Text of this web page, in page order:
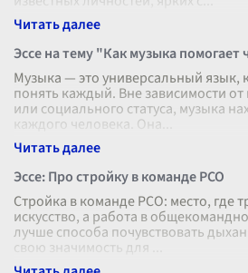
Эссе на тему "Как музыка помогает
Музыка — это универсальный язык,
понять каждый. Вне зависимости от
или социального статуса, музыка
каждого человека. Она
Эссе: Про стройку в команде РСО
Стройка в команде РСО: место, где
искусство, а работа в
лучше способа почувствовать
свою значимость для